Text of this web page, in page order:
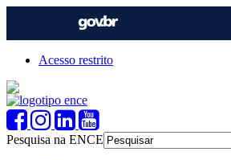
Acesso restrito
Pesquisa na ENCE